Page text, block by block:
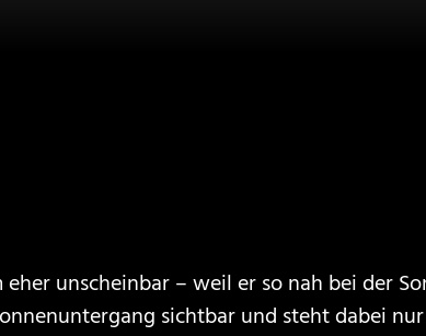
unscheinbar – weil er so nah bei der
sichtbar und steht dabei